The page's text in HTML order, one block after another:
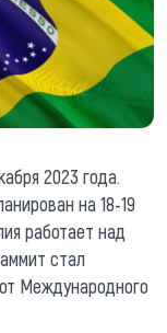
2023 года.
на 18-19
работает над
стал
Международного